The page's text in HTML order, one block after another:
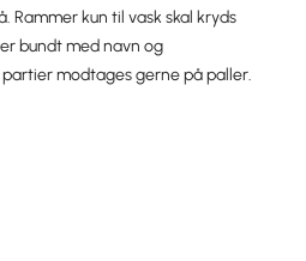
Rammer kun til vask skal kryds
bundt med navn og
modtages gerne på paller.